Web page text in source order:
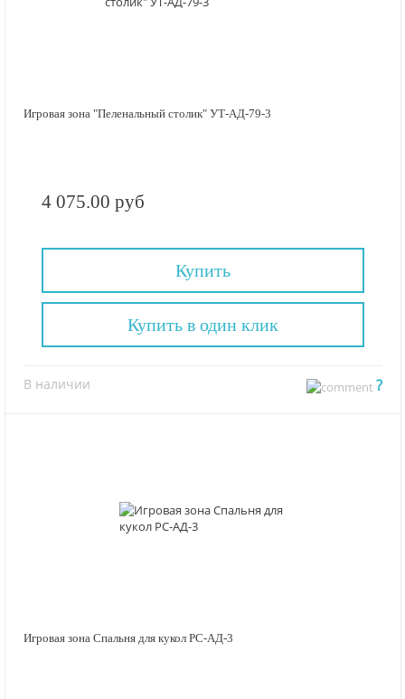
Игровая зона "Пеленальный столик" УТ-АД-79-3
4 075.00 руб
Купить
В наличии ?
Купить в один клик
Игровая зона Спальня для кукол РС-АД-3